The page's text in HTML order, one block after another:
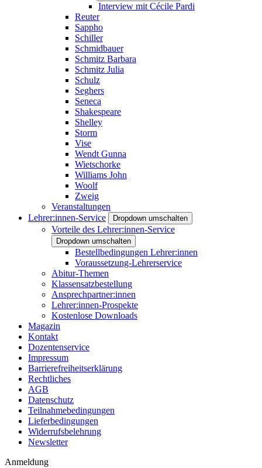
Interview mit Cécile Pardi
Reuter
Sappho
Schiller
Schmidbauer
Schmitz Barbara
Schmitz Julia
Schulz
Seghers
Seneca
Shakespeare
Shelley
Storm
Vise
Wendt Gunna
Wietschorke
Williams John
Woolf
Zweig
Veranstaltungen
Lehrer:innen-Service
Dropdown umschalten
Vorteile des Lehrer:innen-Service
Dropdown umschalten
Bestellbedingungen Lehrer:innen
Voraussetzung-Lehrerservice
Abitur-Themen
Klassensatzbestellung
Ansprechpartner:innen
Lehrer:innen-Prospekte
Kostenlose Downloads
Magazin
Kontakt
Dozentenservice
Impressum
Barrierefreiheitserklärung
Rechtliches
AGB
Datenschutz
Teilnahmebedingungen
Lieferbedingungen
Widerrufsbelehrung
Newsletter
Anmeldung